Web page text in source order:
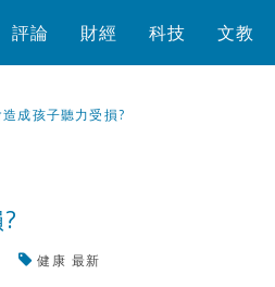
評論 財經 科技 文教
成孩子聽力受損?
健康 最新